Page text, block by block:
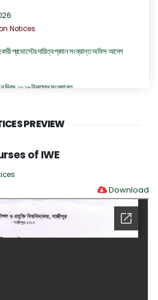
Notices
প্রভোস্টের দায়িত্ব প্রদান সংক্রান্ত অফিস আদেশ
২০২৬ উদযাপন সংক্রান্ত
কাম কম্পিউটার অপারেটর (কনভার্টিবল) পদে
বিশ্ববিদ্যালয়, গাজীপুর এর ইলেকট্রিক্যাল এন্ড
বিভাগের অধ্যাপক ড. প্রকৌশলী রুমা অত্র
ভাইস চ্যান্সেলর পদে যোগদান সংক্রান্ত বিজ্ঞপ্তি
দায়িত্বরত চিকিৎসকদের নামের তালিকা
PREVIEW
of IWE
Download